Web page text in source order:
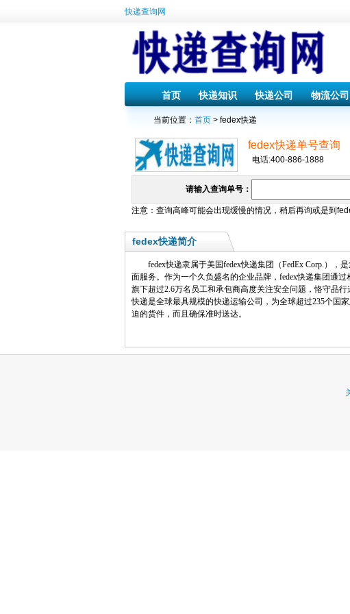
快递查询网
首页 快递知识 快递公司 物流公司
当前位置： 首页 > fedex快递
fedex快递单号查询
电话:400-886-1888
请输入查询单号：
注意：查询高峰可能会出现缓慢的情况，稍后再询或是到
fedex快递简介
fedex快递隶属于美国fedex快递集团（FedEx Corp.）
面服务。作为一个久负盛名的企业品牌，fedex快递集团通
旗下超过2.6万名员工和承包商高度关注安全问题，恪守品
快递是全球最具规模的快递运输公司，为全球超过235个国
迫的货件，而且确保准时送达。